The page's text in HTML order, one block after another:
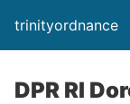
trinityordnance
DPR RI